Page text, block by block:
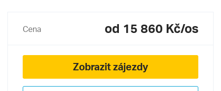
Cena od 15 860 Kč/os
Zobrazit zájezdy